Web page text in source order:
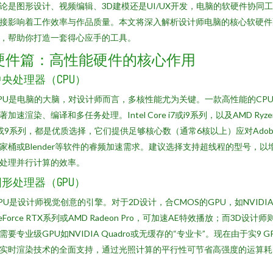
是图形设计、视频编辑、3D建模还是UI/UX开发，电脑的软硬件协同
影响着工作效率与作品质量。本文将深入解析设计师电脑的核心软硬
帮助你打造一套得心应手的工具。
件篇：高性能硬件的核心作用
处理器（CPU）
是电脑的大脑，对设计师而言，多核性能尤为关键。一款高性能的
加速渲染、编译和多任务处理。Intel Core i7或i9系列，以及AMD
9系列，都是优质选择，它们提供足够核心数（通常6核以上）应对
桶或Blender等软件的睿频加速需求。建议选择支持超线程的型号，以
理并行计算的效率。
处理器（GPU）
是设计师视觉创意的引擎。对于2D设计，合CMOS的GPU，如NVIDIA
RTX系列或AMD Radeon Pro，可加速AE特效播放；而3D设计师
要专业级GPU如NVIDIA Quadro或无缓存的“专业卡”。现在由于实9
时渲染技术的全面支持，通过光照计算的平行性可节省高强度的运算耗